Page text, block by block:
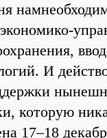
И
которую
17–18